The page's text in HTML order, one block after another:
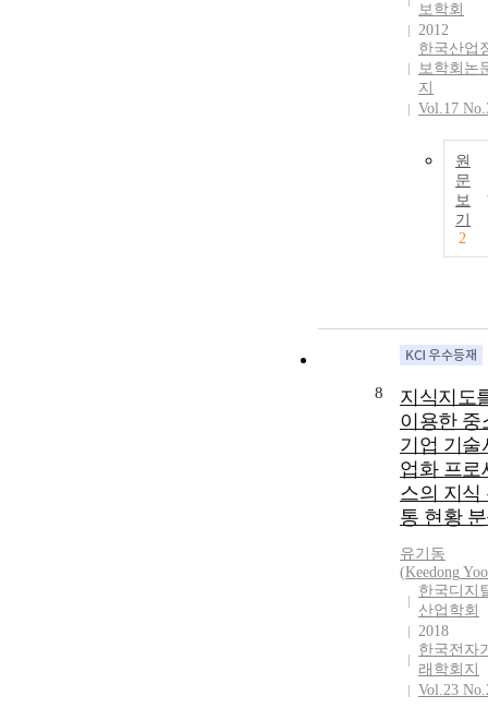
보학회
2012
한국산업
보학회논
지
Vol.17
원
문
보
기
2
8
지식지도
이용한 중
기업 기술
업화 프로
스의 지식
통 현황
유기동
(Keedong Yoo
한국디지
산업학회
2018
한국전자
래학회지
Vol.23